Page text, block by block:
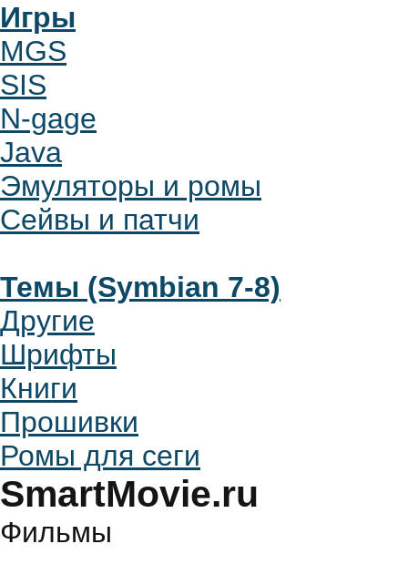
Игры
MGS
SIS
N-gage
Java
Эмуляторы и ромы
Сейвы и патчи
Темы (Symbian 7-8)
Другие
Шрифты
Книги
Прошивки
Ромы для сеги
SmartMovie.ru
Фильмы